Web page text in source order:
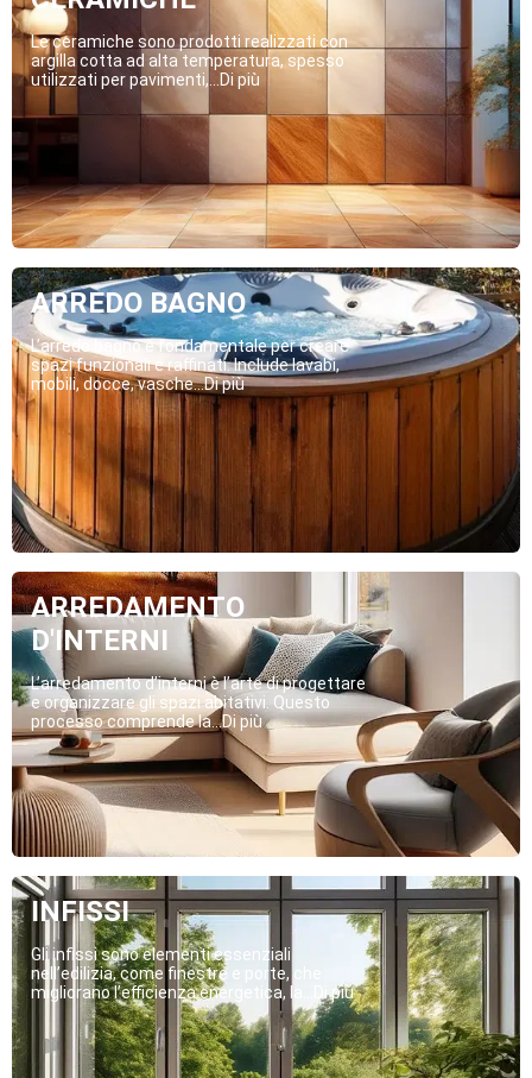
Le ceramiche sono prodotti realizzati con
argilla cotta ad alta temperatura, spesso
utilizzati per pavimenti,...Di più
ARREDO BAGNO
L’arredo bagno è fondamentale per creare
spazi funzionali e raffinati. Include lavabi,
mobili, docce, vasche...Di più
ARREDAMENTO
D'INTERNI
L’arredamento d’interni è l’arte di progettare
e organizzare gli spazi abitativi. Questo
processo comprende la...Di più
INFISSI
Gli infissi sono elementi essenziali
nell’edilizia, come finestre e porte, che
migliorano l’efficienza energetica, la...Di più